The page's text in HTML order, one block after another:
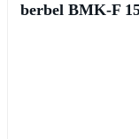
berbel BMK‑F